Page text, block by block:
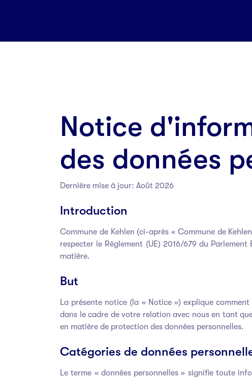
Notice
des données
Dernière mise à jour: Août 2026
Introduction
Commune de Kehlen (ci-après « Commune de
respecter le Règlement (UE) 2016/679 du
matière.
But
La présente notice (la « Notice ») explique
dans le cadre de votre relation avec nous en tant
en matière de protection des données personnelles.
Catégories de données
Le terme « données personnelles » signifie toute